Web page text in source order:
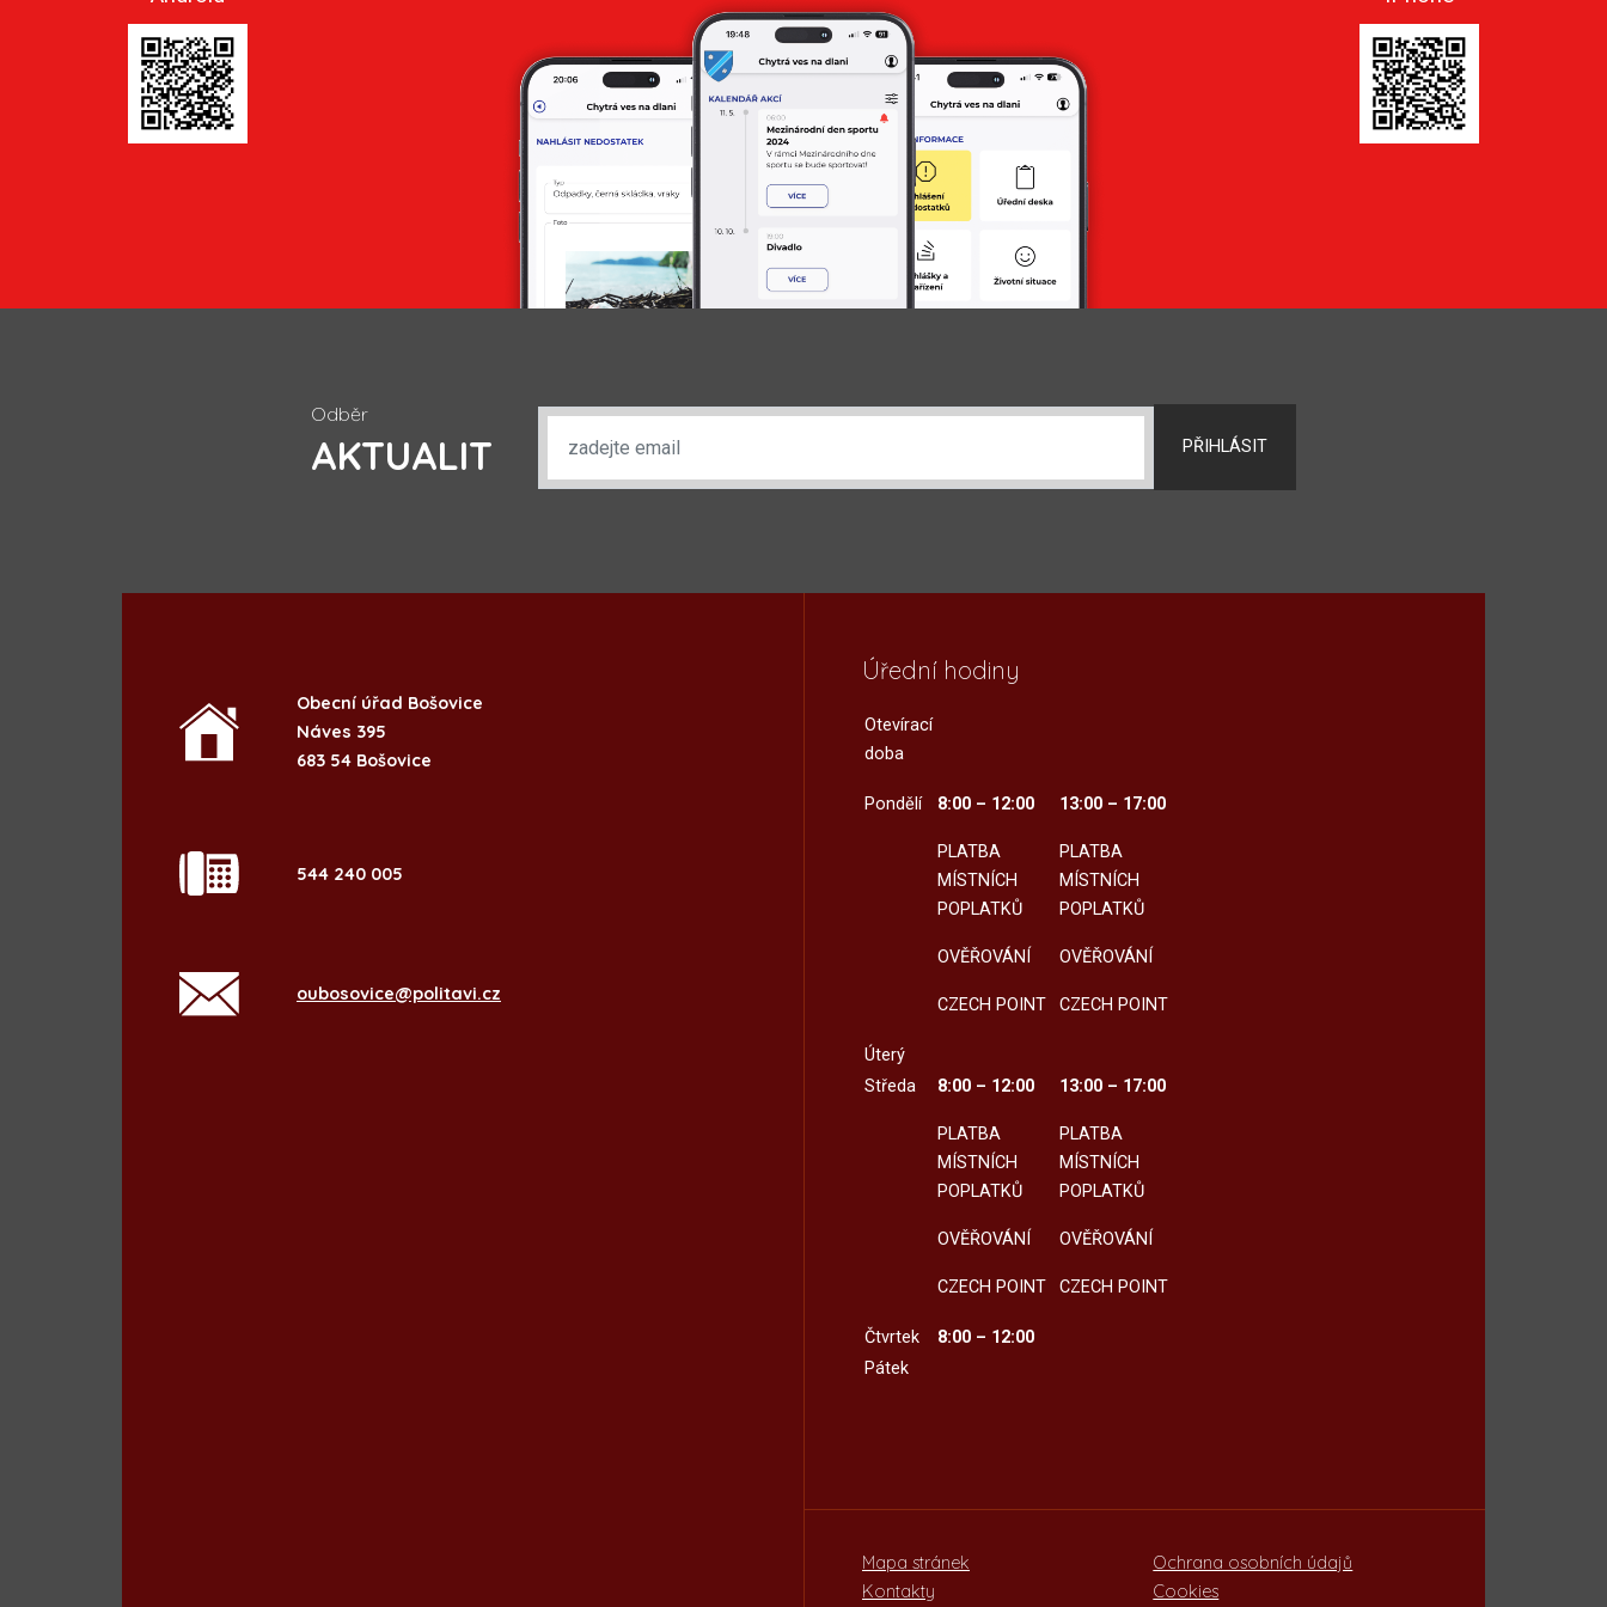
Odběr
AKTUALIT PŘIHLÁSIT
Obecní úřad Bošovice
Náves 395
683 54 Bošovice
544 240 005
oubosovice@politavi.cz
Úřední hodiny
Otevírací
doba
Pondělí 8:00 – 12:00
PLATBA
MÍSTNÍCH
POPLATKŮ
OVĚŘOVÁNÍ
CZECH POINT
13:00 – 17:00
PLATBA
MÍSTNÍCH
POPLATKŮ
OVĚŘOVÁNÍ
CZECH POINT
Úterý
Středa
8:00 – 12:00
PLATBA
MÍSTNÍCH
POPLATKŮ
OVĚŘOVÁNÍ
CZECH POINT
13:00 – 17:00
PLATBA
MÍSTNÍCH
POPLATKŮ
OVĚŘOVÁNÍ
CZECH POINT
Čtvrtek
8:00 – 12:00
Pátek
Mapa stránek
Kontakty
Ochrana osobních údajů
Cookies